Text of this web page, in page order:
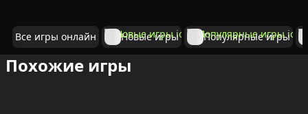
Все игры онлайн Новые игры Популярные игры
Похожие игры